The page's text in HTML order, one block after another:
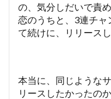
の、気分しだいで責
恋のうちと、3連チ
て続けに、リリースし
本当に、同じような
リースしたかったの